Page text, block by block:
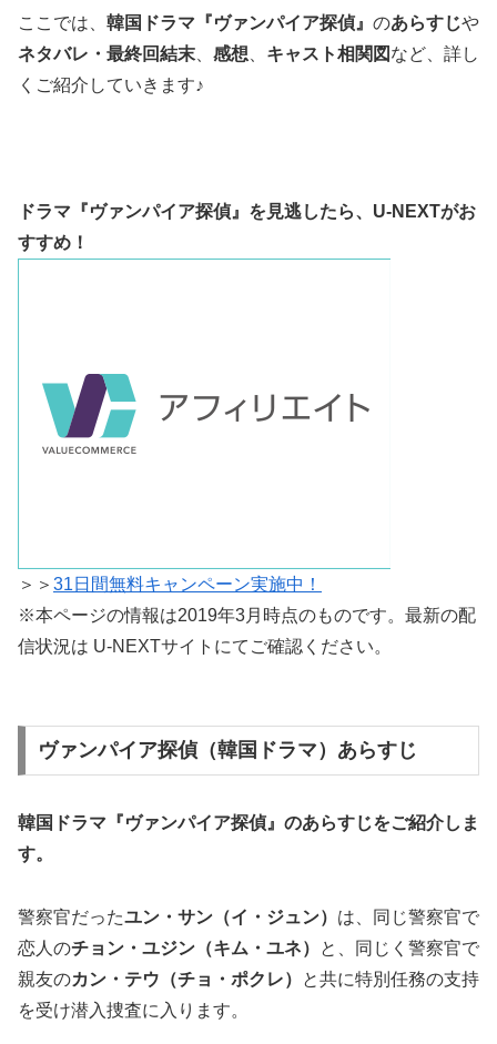
ここでは、 韓国ドラマ『ヴァンパイア探偵』 のあらすじや
ネタバレ・最終回結末
感想 キャスト相関図 など、詳し
くご紹介していきます♪
ドラマ『ヴァンパイア探偵』を見逃したら、 U-NEXTがお
すすめ！
＞＞ 31日間無料キャンペーン実施中！
※本ページの情報は2019年3月時点のものです。最新の配
信状況は U-NEXTサイトにてご確認ください。
ヴァンパイア探偵（韓国ドラマ）あらすじ
韓国ドラマ『ヴァンパイア探偵』のあらすじをご紹介しま
す。
警察官だったユン・サン（イ・ジュン） は、同じ警察官で
恋人のチョン・ユジン（キム・ユネ）
と、同じく警察官で
親友のカン・テウ（チョ・ポクレ）
と共に特別任務の支持
を受け潜入捜査に入ります。